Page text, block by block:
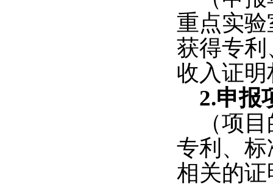
重点实
获得专
收入证
2.申报
（项
专利、
相关的